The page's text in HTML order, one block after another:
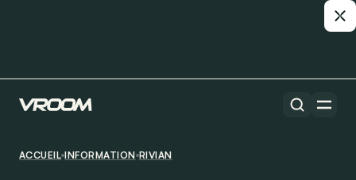
ACCUEIL INFORMATION RIVIAN